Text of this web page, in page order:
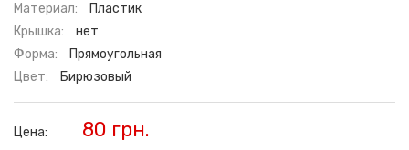
Материал:
Пластик
Крышка:
нет
Форма:
Прямоугольная
Цвет:
Бирюзовый
Цена: 80 грн.